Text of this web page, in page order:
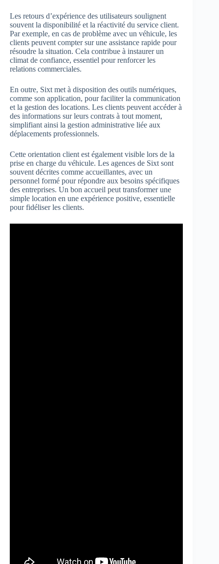
Les retours d’expérience des utilisateurs soulignent
souvent la disponibilité et la réactivité du service client.
Par exemple, en cas de problème avec un véhicule, les
clients peuvent compter sur une assistance rapide pour
résoudre la situation. Cela contribue à instaurer un
climat de confiance, essentiel pour renforcer les
relations commerciales.
En outre, Sixt met à disposition des outils numériques,
comme son application, pour faciliter la communication
et la gestion des locations. Les clients peuvent accéder à
des informations sur leurs contrats à tout moment,
simplifiant ainsi la gestion administrative liée aux
déplacements professionnels.
Cette orientation client est également visible lors de la
prise en charge du véhicule. Les agences de Sixt sont
souvent décrites comme accueillantes, avec un
personnel formé pour répondre aux besoins spécifiques
des entreprises. Un bon accueil peut transformer une
simple location en une expérience positive, essentielle
pour fidéliser les clients.